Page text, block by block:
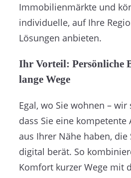
Immobilienmärkte und
individuelle, auf Ihre
Lösungen anbieten.
Ihr Vorteil: Persönliche
lange Wege
Egal, wo Sie wohnen –
dass Sie eine kompetente
aus Ihrer Nähe haben,
digital berät. So
Komfort kurzer Wege mit